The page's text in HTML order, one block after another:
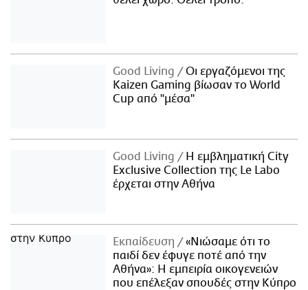
Good Living
Οι εργαζόμενοι της
Kaizen Gaming βίωσαν το World
Cup από "μέσα"
Good Living
Η εμβληματική City
Exclusive Collection της Le Labo
έρχεται στην Αθήνα
Εκπαίδευση
«Νιώσαμε ότι το
παιδί δεν έφυγε ποτέ από την
Αθήνα»: Η εμπειρία οικογενειών
που επέλεξαν σπουδές στην Κύπρο